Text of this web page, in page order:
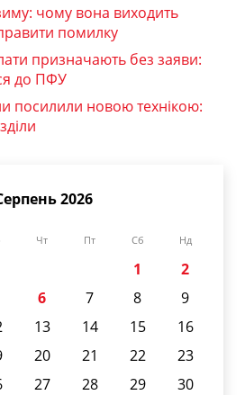
чому вона виходить
помилку
призначають без заяви:
до ПФУ
новою технікою:
2026
Чт Пт Сб Нд
1
2
6 7 8
9
13 14 15
16
20 21 22
23
27 28 29
30